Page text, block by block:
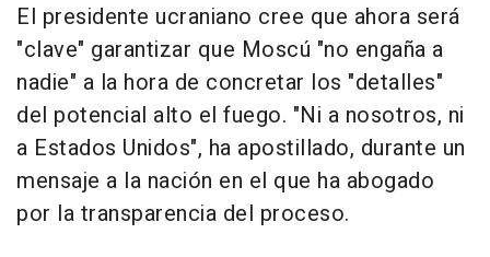
El presidente ucraniano cree que ahora será
"clave" garantizar que Moscú "no engaña a
nadie" a la hora de concretar los "detalles"
del potencial alto el fuego. "Ni a nosotros, ni
a Estados Unidos", ha apostillado, durante un
mensaje a la nación en el que ha abogado
por la transparencia del proceso.